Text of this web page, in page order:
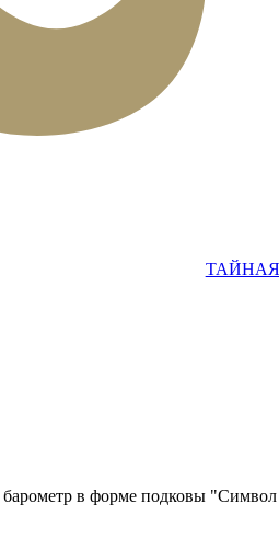
в форме подковы "Символ